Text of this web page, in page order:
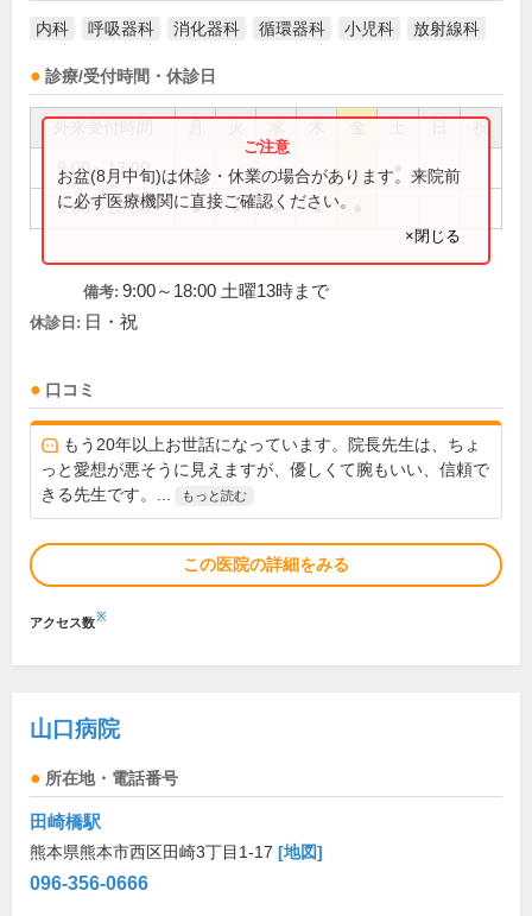
内科 呼吸器科 消化器科 循環器科 小児科 放射線科
診療/受付時間・休診日
祝
9:00～13:00
9:00～18:00 ● ● ● ●
お盆(8月中旬)は休診・休業の場合があります。来院前
に必ず医療機関に直接ご確認ください。
×閉じる
備考: 9:00～18:00 土曜13時まで
休診日: 日・祝
口コミ
もう20年以上お世話になっています。院長先生は、ちょ
っと愛想が悪そうに見えますが、優しくて腕もいい、信頼で
きる先生です。...
もっと読む
この医院の詳細をみる
アクセス数※
山口病院
所在地・電話番号
田崎橋駅
熊本県熊本市西区田崎3丁目1-17 [地図]
096-356-0666